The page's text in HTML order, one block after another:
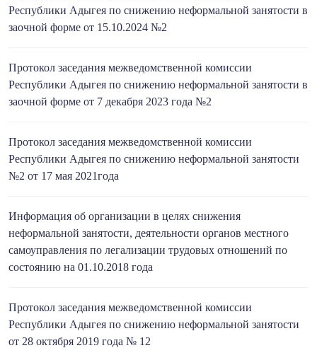
Республики Адыгея по снижению неформальной занятости в
заочной форме от 15.10.2024 №2
Протокол заседания межведомственной комиссии
Республики Адыгея по снижению неформальной занятости в
заочной форме от 7 декабря 2023 года №2
Протокол заседания межведомственной комиссии
Республики Адыгея по снижению неформальной занятости
№2 от 17 мая 2021года
Информация об организации в целях снижения
неформальной занятости, деятельности органов местного
самоуправления по легализации трудовых отношений по
состоянию на 01.10.2018 года
Протокол заседания межведомственной комиссии
Республики Адыгея по снижению неформальной занятости
от 28 октября 2019 года № 12